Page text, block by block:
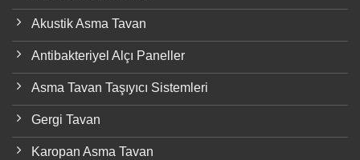
Akustik Asma Tavan
Antibakteriyel Alçı Paneller
Asma Tavan Taşıyıcı Sistemleri
Gergi Tavan
Karopan Asma Tavan